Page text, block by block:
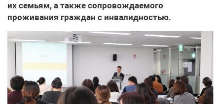
их семьям, а также сопровождаемого
проживания граждан с инвалидностью.